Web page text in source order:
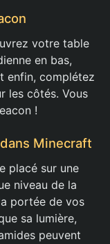
votre table
en bas,
enfin, complétez
les côtés. Vous
!
Minecraft
placé sur une
niveau de la
portée de vos
sa lumière,
peuvent